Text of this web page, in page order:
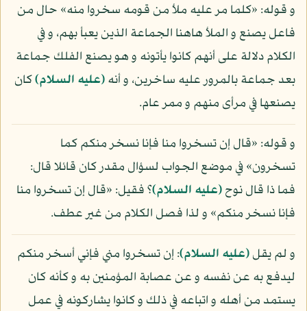
و قوله: «كلما مر عليه ملأ من قومه سخروا منه» حال من
فاعل يصنع و الملأ هاهنا الجماعة الذين يعبأ بهم، و في
الكلام دلالة على أنهم كانوا يأتونه و هو يصنع الفلك جماعة
بعد جماعة بالمرور عليه ساخرين، و أنه(عليه السلام)كان
يصنعها في مرأى منهم و ممر عام.
و قوله: «قال إن تسخروا منا فإنا نسخر منكم كما
تسخرون» في موضع الجواب لسؤال مقدر كان قائلا قال:
فما ذا قال نوح(عليه السلام)؟ فقيل: «قال إن تسخروا منا
فإنا نسخر منكم» و لذا فصل الكلام من غير عطف.
و لم يقل(عليه السلام): إن تسخروا مني فإني أسخر منكم
ليدفع به عن نفسه و عن عصابة المؤمنين به و كأنه كان
يستمد من أهله و اتباعه في ذلك و كانوا يشاركونه في عمل